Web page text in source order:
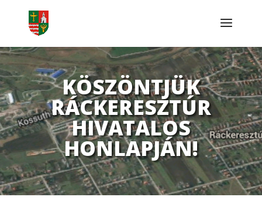
KÖSZÖNTJÜK
RÁCKERESZTÚR
HIVATALOS
HONLAPJÁN!